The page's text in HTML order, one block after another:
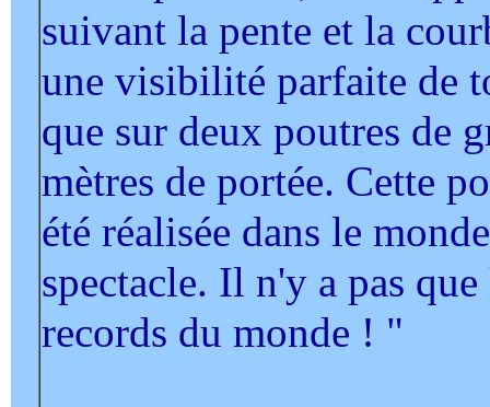
suivant la pente et la
une visibilité parfaite de
que sur deux poutres de
mètres de portée. Cette
été réalisée dans le
spectacle. Il n'y a pas
records du monde ! "